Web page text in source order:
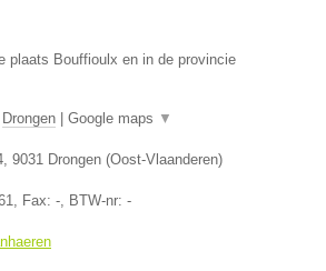
plaats Bouffioulx en in de provincie
Drongen Google maps ▼
, 9031 Drongen (Oost-Vlaanderen)
, Fax: -, BTW-nr: -